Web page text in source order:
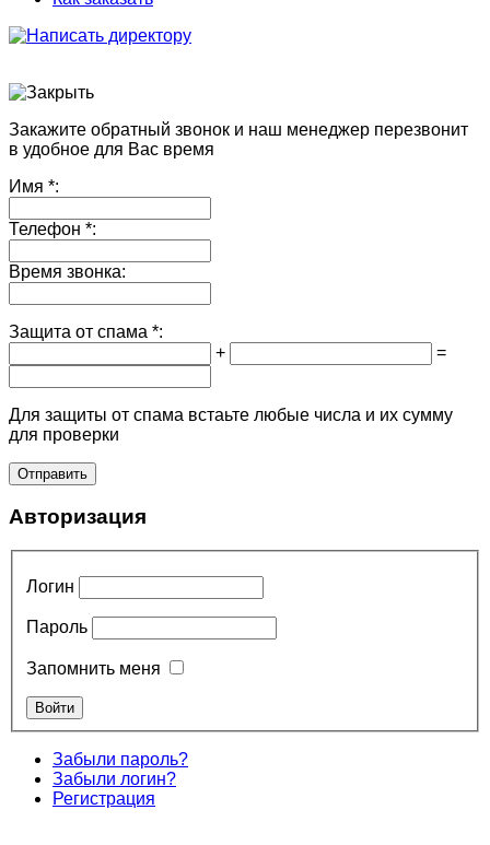
Закажите обратный звонок и наш менеджер перезвонит
в удобное для Вас время
Имя *:
Телефон *:
Время звонка:
Защита от спама *:
+
=
Для защиты от спама встаьте любые числа и их сумму
для проверки
Авторизация
Логин
Пароль
Запомнить меня
Забыли пароль?
Забыли логин?
Регистрация